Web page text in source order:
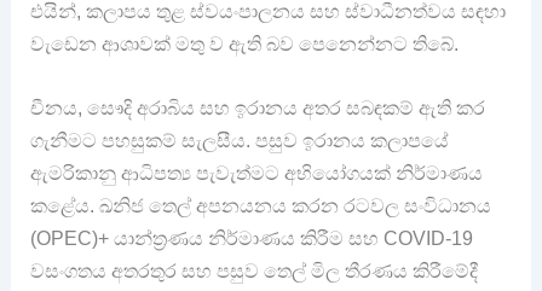
එයින්, කලාපය තුළ ස්වයංපාලනය සහ ස්වාධීනත්වය සඳහා
වැඩෙන ආශාවක් මතු ව ඇති බව පෙනෙන්නට තිබේ.
චීනය, සෞදි අරාබිය සහ ඉරානය අතර සබඳකම් ඇති කර
ගැනීමට පහසුකම් සැලසීය. පසුව ඉරානය කලාපයේ
ඇමරිකානු ආධිපත්‍ය පැවැත්මට අභියෝගයක් නිර්මාණය
කළේය. ඛනිජ තෙල් අපනයනය කරන රටවල සංවිධානය
(OPEC)+ යාන්ත්‍රණය නිර්මාණය කිරීම සහ COVID-19
වසංගතය අතරතුර සහ පසුව තෙල් මිල තීරණය කිරීමේදී